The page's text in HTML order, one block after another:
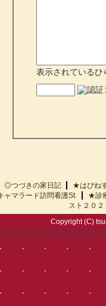
表示されているひ
◎つづきの家日記
★はぴ
ャマラード訪問看護St.
★診
スト２０２
Copyright (C)